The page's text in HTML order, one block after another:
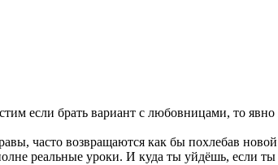
если брать вариант с любовницами, то
часто возвращаются как бы похлебав
реальные уроки. И куда ты уйдёшь, если